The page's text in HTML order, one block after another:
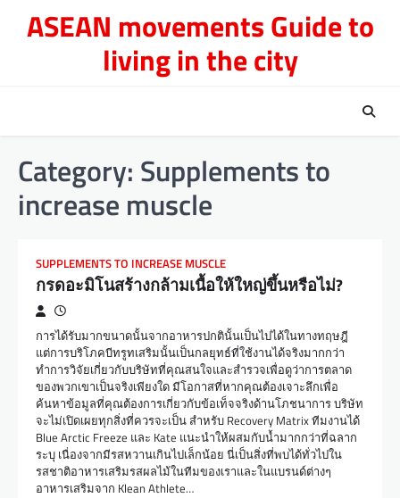
ASEAN movements Guide to
living in the city
Category: Supplements to
increase muscle
SUPPLEMENTS TO INCREASE MUSCLE
กรดอะมิโนสร้างกล้ามเนื้อให้ใหญ่ขึ้นหรือไม่?
การได้รับมากขนาดนั้นจากอาหารปกตินั้นเป็นไปได้ในทางทฤษฎี
แต่การบริโภคบีทรูทเสริมนั้นเป็นกลยุทธ์ที่ใช้งานได้จริงมากกว่า
ทำการวิจัยเกี่ยวกับบริษัทที่คุณสนใจและสำรวจเพื่อดูว่าการตลาด
ของพวกเขาเป็นจริงเพียงใด มีโอกาสที่หากคุณต้องเจาะลึกเพื่อ
ค้นหาข้อมูลที่คุณต้องการเกี่ยวกับข้อเท็จจริงด้านโภชนาการ บริษัท
จะไม่เปิดเผยทุกสิ่งที่ควรจะเป็น สำหรับ Recovery Matrix ทีมงานได้
Blue Arctic Freeze และ Kate แนะนำให้ผสมกับน้ำมากกว่าที่ฉลาก
ระบุ เนื่องจากมีรสหวานเกินไปเล็กน้อย นี่เป็นสิ่งที่พบได้ทั่วไปใน
รสชาติอาหารเสริมรสผลไม้ในทีมของเราและในแบรนด์ต่างๆ
อาหารเสริมจาก Klean Athlete…